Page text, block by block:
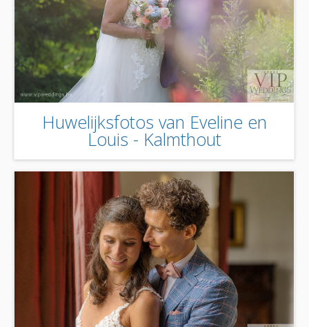
Huwelijksfotos van Eveline en
Louis - Kalmthout